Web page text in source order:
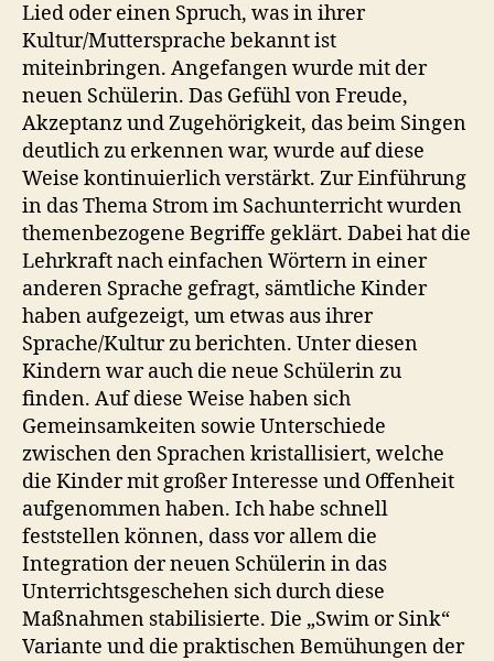
Lied oder einen Spruch, was in ihrer
Kultur/Muttersprache bekannt ist
miteinbringen. Angefangen wurde mit der
neuen Schülerin. Das Gefühl von Freude,
Akzeptanz und Zugehörigkeit, das beim Singen
deutlich zu erkennen war, wurde auf diese
Weise kontinuierlich verstärkt. Zur Einführung
in das Thema Strom im Sachunterricht wurden
themenbezogene Begriffe geklärt. Dabei hat die
Lehrkraft nach einfachen Wörtern in einer
anderen Sprache gefragt, sämtliche Kinder
haben aufgezeigt, um etwas aus ihrer
Sprache/Kultur zu berichten. Unter diesen
Kindern war auch die neue Schülerin zu
finden. Auf diese Weise haben sich
Gemeinsamkeiten sowie Unterschiede
zwischen den Sprachen kristallisiert, welche
die Kinder mit großer Interesse und Offenheit
aufgenommen haben. Ich habe schnell
feststellen können, dass vor allem die
Integration der neuen Schülerin in das
Unterrichtsgeschehen sich durch diese
Maßnahmen stabilisierte. Die „Swim or Sink“
Variante und die praktischen Bemühungen der